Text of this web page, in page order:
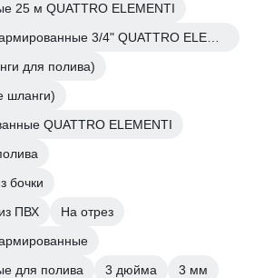
25 м QUATTRO ELEMENTI
для полива)
шланги)
QUATTRO ELEMENTI
бочки
ПВХ
На отрез
для полива
3 дюйма
3 мм